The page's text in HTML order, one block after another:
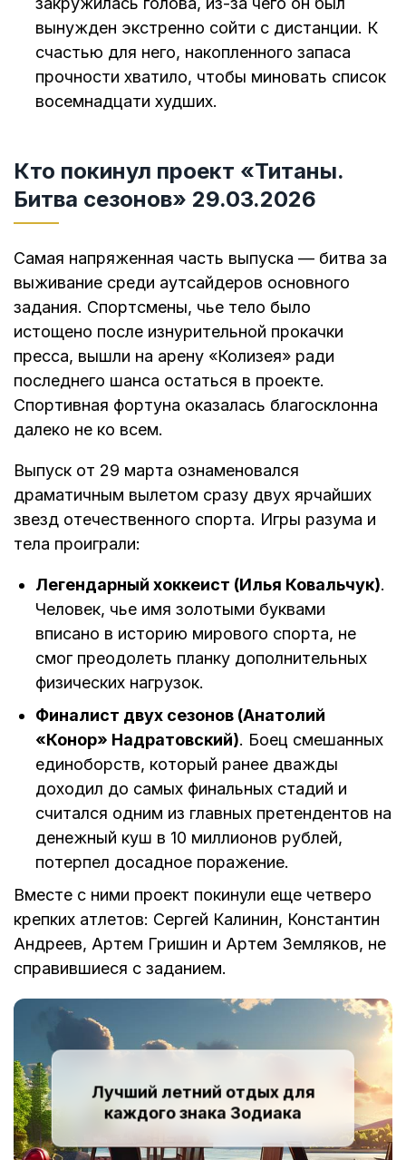
вынужден экстренно сойти с дистанции. К
счастью для него, накопленного запаса
прочности хватило, чтобы миновать список
восемнадцати худших.
Кто покинул проект «Титаны.
Битва сезонов» 29.03.2026
Самая напряженная часть выпуска — битва за
выживание среди аутсайдеров основного
задания. Спортсмены, чье тело было
истощено после изнурительной прокачки
пресса, вышли на арену «Колизея» ради
последнего шанса остаться в проекте.
Спортивная фортуна оказалась благосклонна
далеко не ко всем.
Выпуск от 29 марта ознаменовался
драматичным вылетом сразу двух ярчайших
звезд отечественного спорта. Игры разума и
тела проиграли:
Легендарный хоккеист (Илья Ковальчук).
Человек, чье имя золотыми буквами
вписано в историю мирового спорта, не
смог преодолеть планку дополнительных
физических нагрузок.
Финалист двух сезонов (Анатолий
«Конор» Надратовский). Боец смешанных
единоборств, который ранее дважды
доходил до самых финальных стадий и
считался одним из главных претендентов на
денежный куш в 10 миллионов рублей,
потерпел досадное поражение.
Вместе с ними проект покинули еще четверо
крепких атлетов: Сергей Калинин, Константин
Андреев, Артем Гришин и Артем Земляков, не
справившиеся с заданием.
Лучший летний отдых для
каждого знака Зодиака